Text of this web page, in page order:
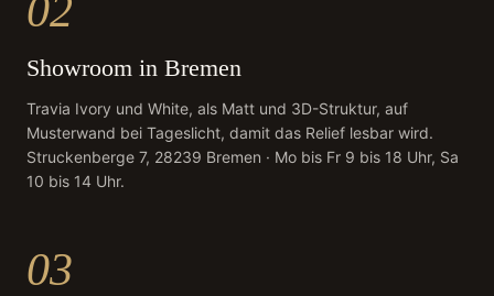
02
Showroom in Bremen
Travia Ivory und White, als Matt und 3D-Struktur, auf
Musterwand bei Tageslicht, damit das Relief lesbar wird.
Struckenberge 7, 28239 Bremen · Mo bis Fr 9 bis 18 Uhr, Sa
10 bis 14 Uhr.
03